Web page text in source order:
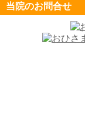
当院のお問合せ